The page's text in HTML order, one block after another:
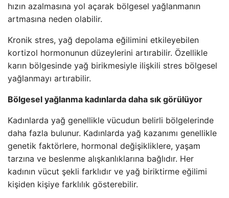
hızın azalmasına yol açarak bölgesel yağlanmanın
artmasına neden olabilir.
Kronik stres, yağ depolama eğilimini etkileyebilen
kortizol hormonunun düzeylerini artırabilir. Özellikle
karın bölgesinde yağ birikmesiyle ilişkili stres bölgesel
yağlanmayı artırabilir.
Bölgesel yağlanma kadınlarda daha sık görülüyor
Kadınlarda yağ genellikle vücudun belirli bölgelerinde
daha fazla bulunur. Kadınlarda yağ kazanımı genellikle
genetik faktörlere, hormonal değişikliklere, yaşam
tarzına ve beslenme alışkanlıklarına bağlıdır. Her
kadının vücut şekli farklıdır ve yağ biriktirme eğilimi
kişiden kişiye farklılık gösterebilir.